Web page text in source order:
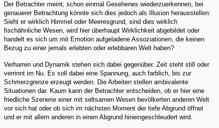
Der Betrachter meint, schon einmal Gesehenes wiederzuerkennen, bei
genauerer Betrachtung könnte sich dies jedoch als Illusion herausstellen:
Sieht er wirklich Himmel oder Meeresgrund, sind dies wirklich
fischähnliche Wesen, wird hier überhaupt Wirklichkeit abgebildet oder
handelt es sich um mit Emotion aufgeladene Assoziationen, die keinen
Bezug zu einer jemals erlebten oder erlebbaren Welt haben?
Verharren und Dynamik stehen sich dabei gegenüber. Zeit steht still oder
verrinnt im Nu. Es soll dabei eine Spannung, auch farblich, bis zur
Schmerzgrenze erzeugt werden. Die Arbeiten stellen ambivalente
Situationen dar. Kaum kann der Betrachter entscheiden, ob er hier eine
friedliche Szenerie einer mit seltsamen Wesen bevölkerten anderen Welt
vor sich hat oder ob sich im nächsten Moment der tiefe Abgrund öffnet
und er mit allem anderen in einen Abgrund hineingeschleudert wird.